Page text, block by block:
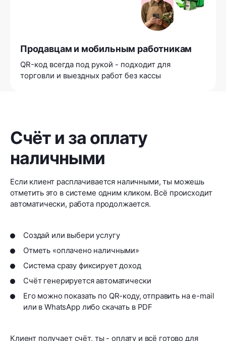
Продавцам и мобильным работникам
QR-код всегда под рукой - подходит для
торговли и выездных работ без кассы
Счёт и за оплату
наличными
Если клиент расплачивается наличными, ты можешь
отметить это в системе одним кликом. Всё происходит
автоматически, работа продолжается.
Создай или выбери услугу
Отметь «оплачено наличными»
Система сразу фиксирует доход
Счёт генерируется автоматически
Его можно показать по QR-коду, отправить на e-mail
или в WhatsApp либо скачать в PDF
Клиент получает счёт, ты - оплату и всё готово для